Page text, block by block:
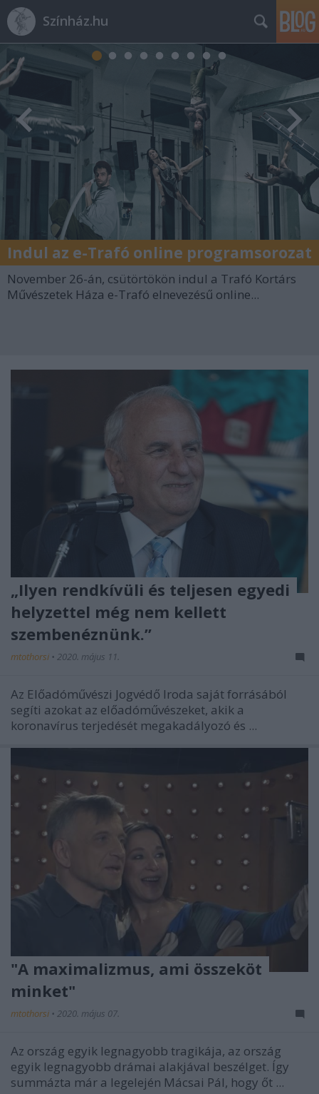
Színház.hu
Indul az e-Trafó online programsorozat
November 26-án, csütörtökön indul a Trafó Kortárs
Művészetek Háza e-Trafó elnevezésű online...
„Ilyen rendkívüli és teljesen egyedi
helyzettel még nem kellett
szembenéznünk.”
mtothorsi • 2020. május 11.
Az Előadóművészi Jogvédő Iroda saját forrásából
segíti azokat az előadóművészeket, akik a
koronavírus terjedését megakadályozó és ...
"A maximalizmus, ami összeköt
minket"
mtothorsi • 2020. május 07.
Az ország egyik legnagyobb tragikája, az ország
egyik legnagyobb drámai alakjával beszélget. Így
summázta már a legelején Mácsai Pál, hogy őt ...